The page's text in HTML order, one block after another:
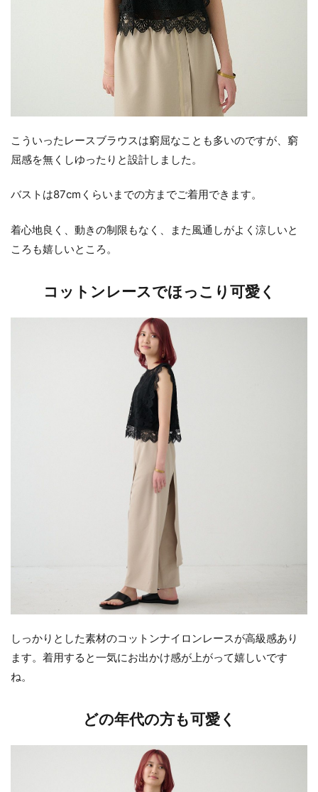
こういったレースブラウスは窮屈なことも多いのですが、窮
屈感を無くしゆったりと設計しました。
バストは87cmくらいまでの方までご着用できます。
着心地良く、動きの制限もなく、また風通しがよく涼しいと
ころも嬉しいところ。
コットンレースでほっこり可愛く
しっかりとした素材のコットンナイロンレースが高級感あり
ます。着用すると一気にお出かけ感が上がって嬉しいです
ね。
どの年代の方も可愛く